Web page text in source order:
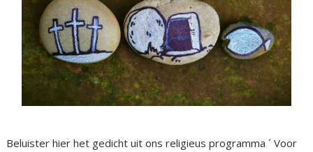
Beluister hier het gedicht uit ons religieus programma ´ Voor